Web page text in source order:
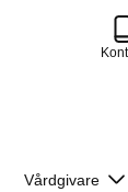
Vårdgivare